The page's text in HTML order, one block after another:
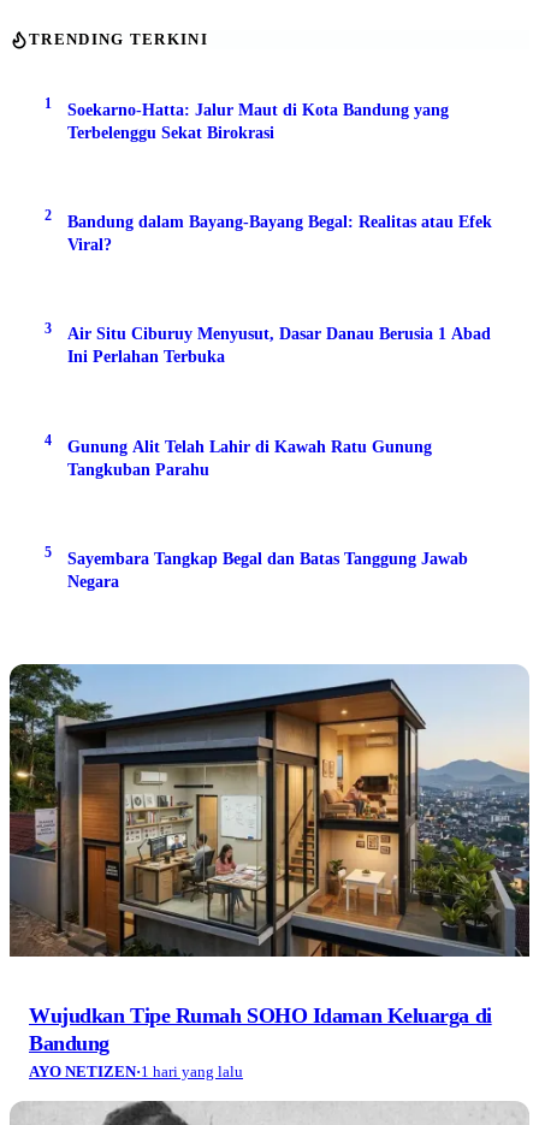
TRENDING TERKINI
1
Soekarno-Hatta: Jalur Maut di Kota Bandung yang
Terbelenggu Sekat Birokrasi
2
Bandung dalam Bayang-Bayang Begal: Realitas atau Efek
Viral?
3
Air Situ Ciburuy Menyusut, Dasar Danau Berusia 1 Abad
Ini Perlahan Terbuka
4
Gunung Alit Telah Lahir di Kawah Ratu Gunung
Tangkuban Parahu
5
Sayembara Tangkap Begal dan Batas Tanggung Jawab
Negara
Wujudkan Tipe Rumah SOHO Idaman Keluarga di
Bandung
AYO NETIZEN·1 hari yang lalu